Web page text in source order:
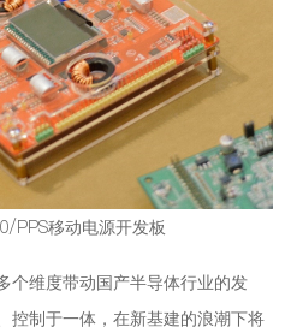
PPS移动电源开发板
个维度带动国产半导体行业的发
控制于一体，在新基建的浪潮下将